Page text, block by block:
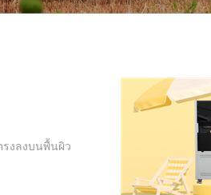
รงลงบนพื้นผิว